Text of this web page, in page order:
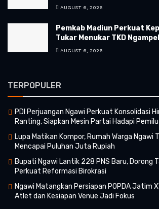
AUGUST 6, 2026
Pemkab Madiun Perkuat
Tukar Menukar TKD Ngampel
AUGUST 6, 2026
TERPOPULER
PDI Perjuangan Ngawi Perkuat Konsolidasi
Ranting, Siapkan Mesin Partai Hadapi Pemilu
Lupa Matikan Kompor, Rumah Warga Ngawi
Mencapai Puluhan Juta Rupiah
Bupati Ngawi Lantik 228 PNS Baru, Dorong
Perkuat Reformasi Birokrasi
Ngawi Matangkan Persiapan POPDA Jatim
Atlet dan Kesiapan Venue Jadi Fokus